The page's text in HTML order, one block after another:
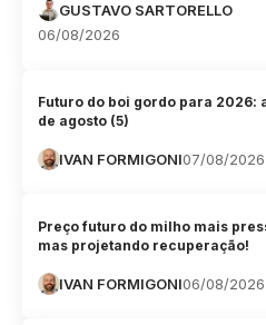
GUSTAVO SARTORELLO
06/08/2026
Futuro do boi gordo para 2026:
de agosto (5)
IVAN FORMIGONI07/08/2026
Preço futuro do milho mais
mas projetando recuperação!
IVAN FORMIGONI06/08/2026